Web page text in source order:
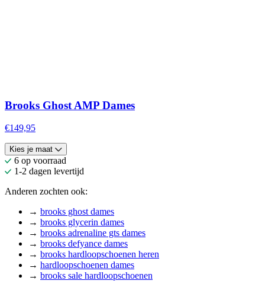
Brooks Ghost AMP Dames
€149,95
Kies je maat
6 op voorraad
1-2 dagen levertijd
Anderen zochten ook:
→ brooks ghost dames
→ brooks glycerin dames
→ brooks adrenaline gts dames
→ brooks defyance dames
→ brooks hardloopschoenen heren
→ hardloopschoenen dames
→ brooks sale hardloopschoenen